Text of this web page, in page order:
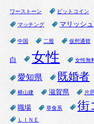
ワーストーン ビットコイン
マッチング マリッシュ
中国 二股 仮想通貨
白 女性 女性無
愛知県 既婚者
横山建 滋賀県 片
職場 草食系 街
ＬＩＮＥ